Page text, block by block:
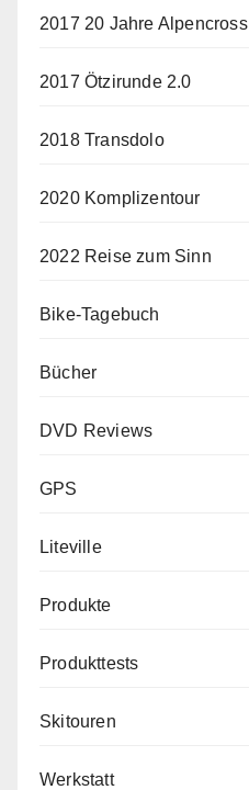
2017 20 Jahre Alpencross
2017 Ötzirunde 2.0
2018 Transdolo
2020 Komplizentour
2022 Reise zum Sinn
Bike-Tagebuch
Bücher
DVD Reviews
GPS
Liteville
Produkte
Produkttests
Skitouren
Werkstatt